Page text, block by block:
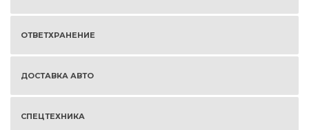
ОТВЕТХРАНЕНИЕ
ДОСТАВКА АВТО
СПЕЦТЕХНИКА